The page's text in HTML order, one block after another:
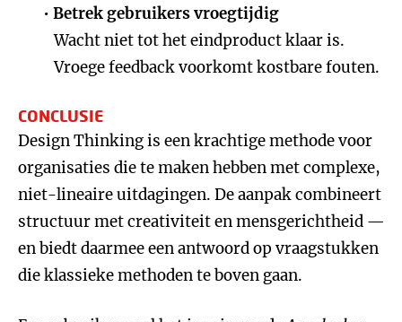
Betrek gebruikers vroegtijdig
Wacht niet tot het eindproduct klaar is.
Vroege feedback voorkomt kostbare fouten.
CONCLUSIE
Design Thinking is een krachtige methode voor
organisaties die te maken hebben met complexe,
niet-lineaire uitdagingen. De aanpak combineert
structuur met creativiteit en mensgerichtheid —
en biedt daarmee een antwoord op vraagstukken
die klassieke methoden te boven gaan.